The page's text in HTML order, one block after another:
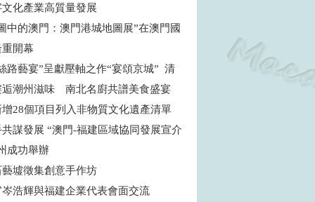
化產業高質量發展
中的澳門：澳門港城地圖展”在澳門國
開幕
路藝宴”呈獻壓軸之作“宴頌京城” 清
逅潮州滋味 南北名廚共譜美食盛宴
28個項目列入非物質文化遺產清單
謀發展 “澳門-福建區域協同發展宣介
成功舉辦
墟徵集創意手作坊
浩輝與福建企業代表會面交流